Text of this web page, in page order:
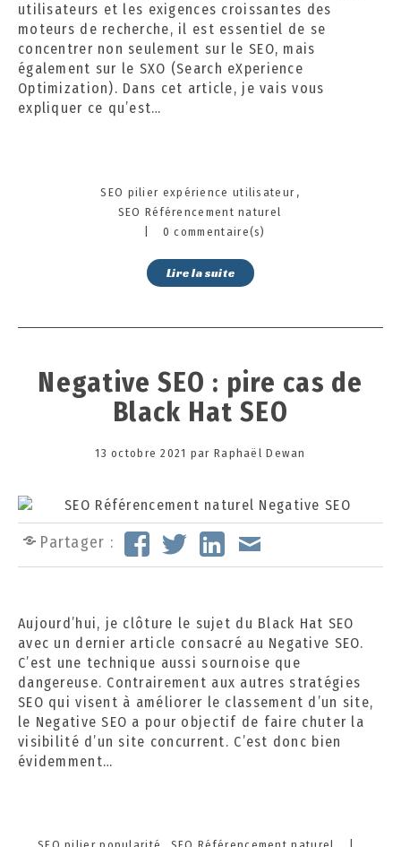
4
utilisateurs et les exigences croissantes des
moteurs de recherche, il est essentiel de se
concentrer non seulement sur le SEO, mais
également sur le SXO (Search eXperience
Optimization). Dans cet article, je vais vous
expliquer ce qu’est…
Categories
SEO pilier expérience utilisateur
SEO Référencement naturel
0 commentaire(s)
Lire la suite
Negative SEO : pire cas de
Black Hat SEO
Posted
13 octobre 2021 1
c
b
2
0
2
4
par Raphaël Dewan
Partager :
Aujourd’hui, je clôture le sujet du Black Hat SEO
avec un dernier article consacré au Negative SEO.
C’est une technique aussi sournoise que
dangereuse. Contrairement aux autres stratégies
SEO qui visent à améliorer le classement d’un site,
le Negative SEO a pour objectif de faire chuter la
visibilité d’un site concurrent. C’est donc bien
évidemment…
Categories